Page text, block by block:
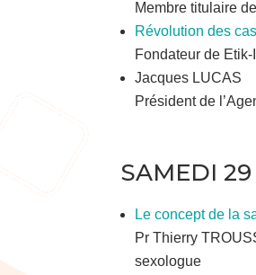
Membre titulaire
Révolution des
Fondateur de
Jacques LUCAS
Président de
SAMEDI
Le concept de la
Pr Thierry
sexologue